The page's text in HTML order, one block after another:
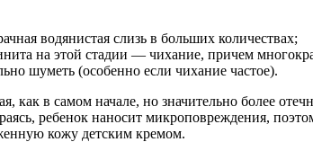
водянистая слизь в больших количествах;
на этой стадии — чихание, причем
шуметь (особенно если чихание частое).
как в самом начале, но значительно более
ребенок наносит микроповреждения,
кожу детским кремом.